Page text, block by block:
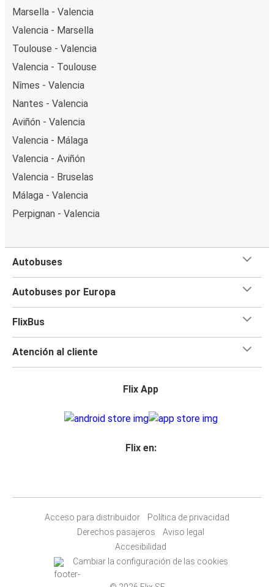
Marsella - Valencia
Valencia - Marsella
Toulouse - Valencia
Valencia - Toulouse
Nîmes - Valencia
Nantes - Valencia
Aviñón - Valencia
Valencia - Málaga
Valencia - Aviñón
Valencia - Bruselas
Málaga - Valencia
Perpignan - Valencia
Autobuses
Autobuses por Europa
FlixBus
Atención al cliente
Flix App
Flix en:
Acceso para distribuidor
Política de privacidad
Derechos pasajeros
Aviso legal
Accesibilidad
Cambiar la configuración de las cookies